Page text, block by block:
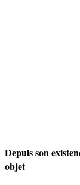
Depuis son
objet